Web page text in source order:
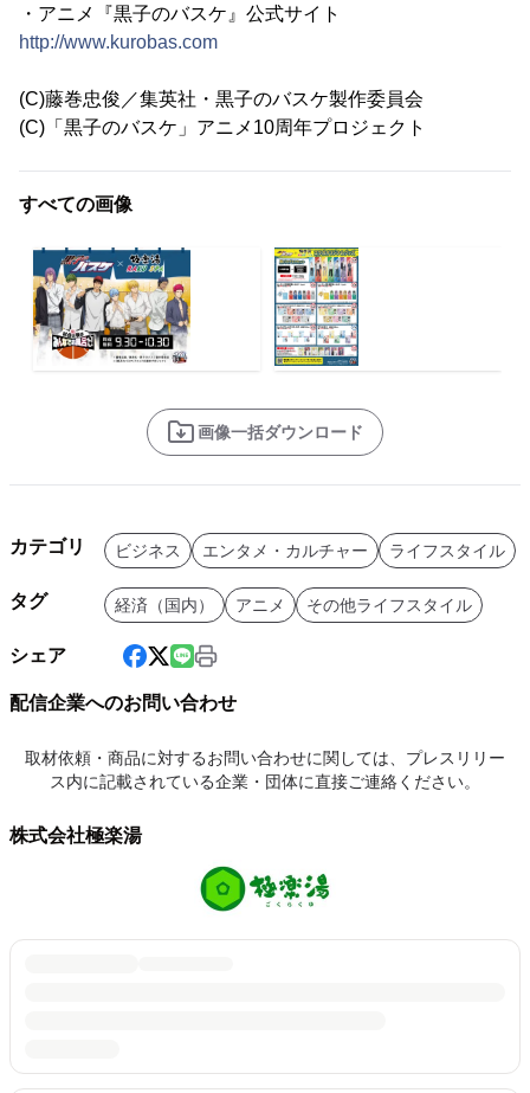
・アニメ『黒子のバスケ』公式サイト
http://www.kurobas.com
(C)藤巻忠俊／集英社・黒子のバスケ製作委員会
(C)「黒子のバスケ」アニメ10周年プロジェクト
すべての画像
画像一括ダウンロード
カテゴリ ビジネス エンタメ・カルチャー ライフスタイル
タグ 経済（国内） アニメ その他ライフスタイル
シェア
配信企業へのお問い合わせ
取材依頼・商品に対するお問い合わせに関しては、プレスリリー
ス内に記載されている企業・団体に直接ご連絡ください。
株式会社極楽湯